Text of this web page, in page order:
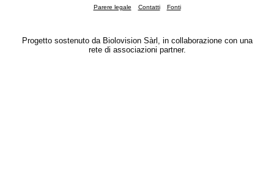
Parere legale Contatti Fonti
Progetto sostenuto da Biolovision Sàrl, in collaborazione con una
rete di associazioni partner.